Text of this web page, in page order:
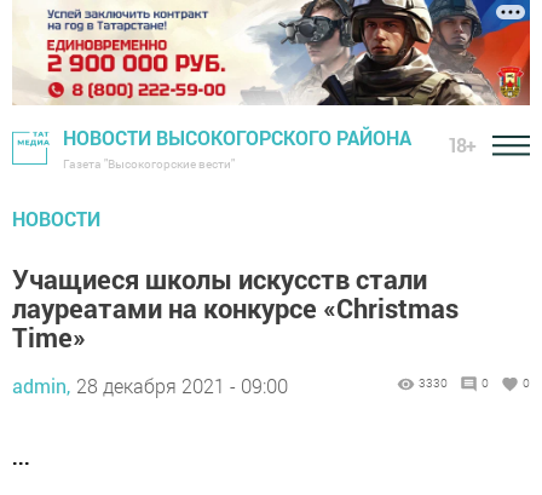
НОВОСТИ ВЫСОКОГОРСКОГО РАЙОНА
Газета "Высокогорские вести"
18+
НОВОСТИ
Учащиеся школы искусств стали
лауреатами на конкурсе «Christmas
Time»
admin, 28 декабря 2021 - 09:00 3330 0 0
...